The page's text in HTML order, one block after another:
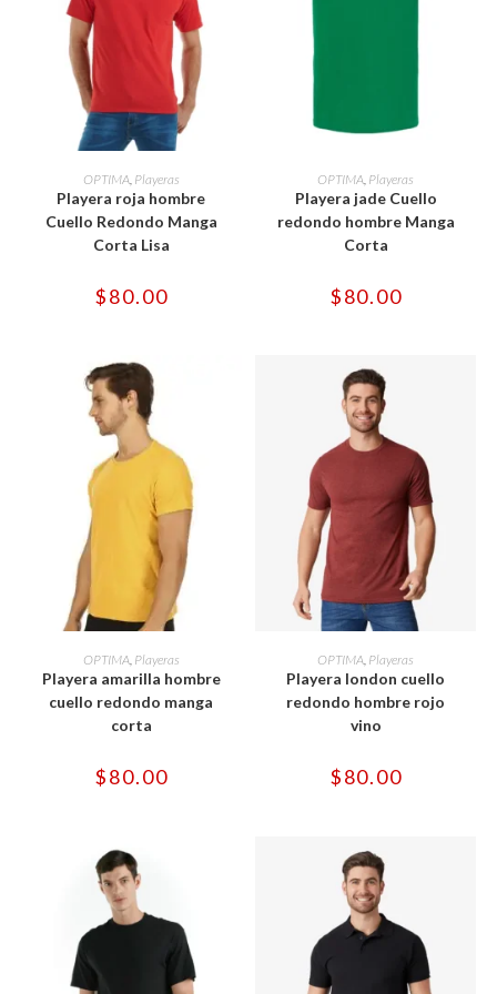
SELECCIONAR OPCIONES
Este
producto
tiene
múltiples
variantes.
opciones
elegir
de
producto
OPTIMA, Playeras
Playera roja hombre
Cuello Redondo Manga
Corta Lisa
$80.00
SELECCIONAR OPCIONES
producto
tiene
múltiples
variantes.
opciones
elegir
producto
OPTIMA Playeras
Playera jade Cuello
redondo hombre Manga
Corta
$80.00
SELECCIONAR OPCIONES
Este
producto
tiene
múltiples
variantes.
opciones
elegir
producto
OPTIMA, Playeras
Playera amarilla hombre
cuello redondo manga
corta
$80.00
SELECCIONAR OPCIONES
Este
producto
tiene
múltiples
variantes.
opciones
elegir
producto
OPTIMA, Playeras
Playera london cuello
redondo hombre rojo
vino
$80.00